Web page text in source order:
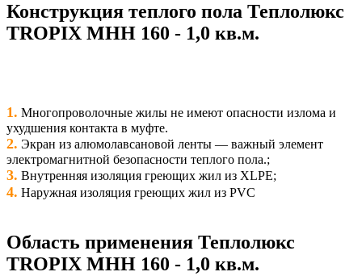
Конструкция теплого пола Теплолюкс
TROPIX МНН 160 - 1,0 кв.м.
1. Многопроволочные жилы не имеют опасности излома и
ухудшения контакта в муфте.
2. Экран из алюмолавсановой ленты — важный элемент
электромагнитной безопасности теплого пола.;
3. Внутренняя изоляция греющих жил из XLPE;
4. Наружная изоляция греющих жил из PVС
Область применения Теплолюкс
TROPIX МНН 160 - 1,0 кв.м.